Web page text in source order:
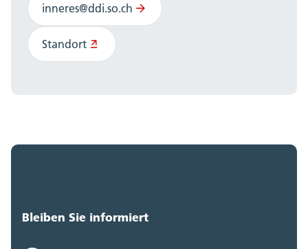
inneres@ddi.so.ch
Standort
Bleiben Sie informiert